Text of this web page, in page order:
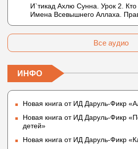
Что означает утверждение
(без образа)?
И`тикад Ахлю Сунна. Урок 2.
Имена Всевышнего Аллаха.
Все аудио
ИНФО
Новая книга от ИД Даруль-Фикр
Новая книга от ИД Даруль-Фикр
детей»
Новая книга от ИД Даруль-Фикр